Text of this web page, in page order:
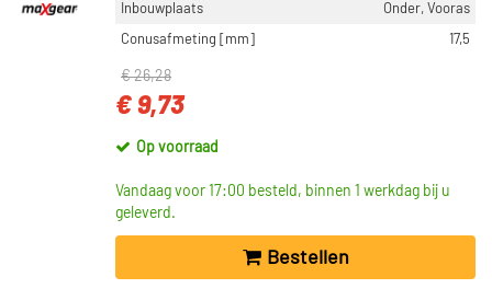
Inbouwplaats
Onder, Vooras
Conusafmeting [mm]
17,5
€ 26,28
€ 9,73
Op voorraad
Vandaag voor 17:00 besteld, binnen 1 werkdag bij u
geleverd.
Bestellen